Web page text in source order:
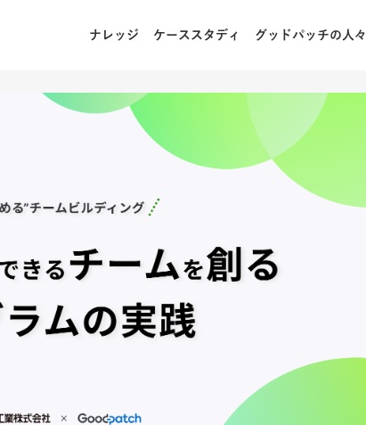
ナレッジ ケーススタディ グッドパッチの人々